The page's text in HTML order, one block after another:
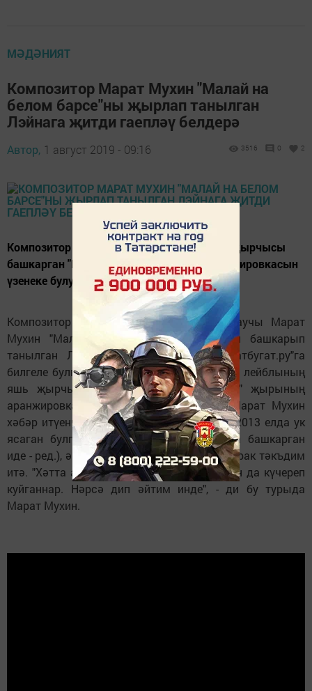
МӘДӘНИЯТ
Композитор Марат Мухин "Малай на
белом барсе"ны җырлап танылган
Лэйнага җитди гаепләү белдерә
Автор, 1 август 2019 - 09:16 3516 0 2
Композитор "Элвин Грей" лейблының яшь җырчысы
башкарган "Миләшләрем" җырының аранжировкасын
үзенеке булуын әйтә.
Композитор һәм популяр аранжировкалаучы Марат
Мухин "Малай на белом барсе" җырын башкарып
танылган Лэйнага дәгъва белдерә. "Матбугат.ру"га
билгеле булганча, композитор "Элвин Грей" лейблының
яшь җырчысы башкарган "Миләшләрем" җырының
аранжировкасын үзенеке булуын әйтә. Марат Мухин
хәбәр итүенчә, әлеге аранжировкасын ул 2013 елда ук
ясаган булган (аны Дилә Нигъмәтуллина башкарган
иде - ред.), ә Лэйна исә аны "яңа җыр" буларак тәкъдим
итә. "Хәтта аранжировканың "фишка"ларын да күчереп
куйганнар. Нәрсә дип әйтим инде", - ди бу турыда
Марат Мухин.